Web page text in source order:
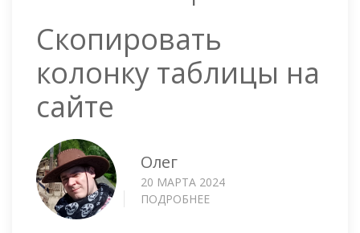
Скопировать
колонку таблицы на
сайте
Олег
20 МАРТА 2024
ПОДРОБНЕЕ